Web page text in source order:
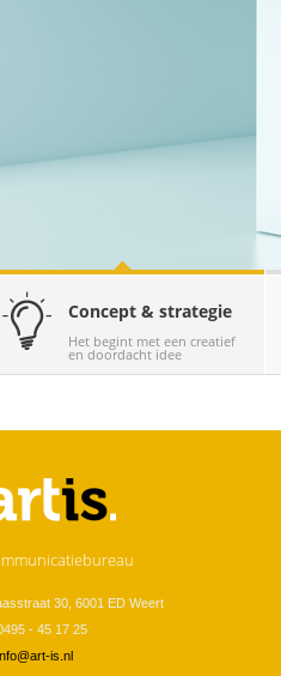
Concept & strategie
Het begint met een creatief
en doordacht idee
tabblad)
30, 6001 ED Weert
- 45 17 25
is.nl